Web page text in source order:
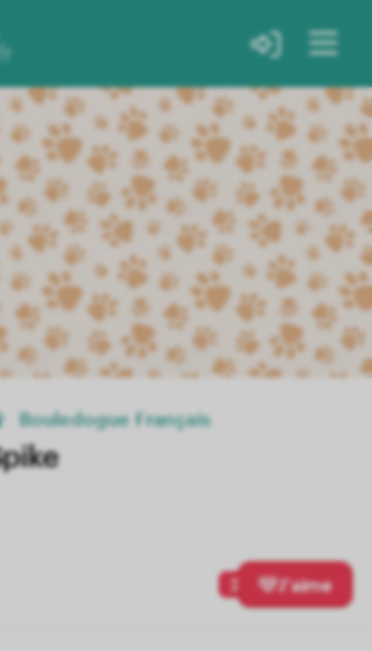
Bouledogue Français
2 J'aime